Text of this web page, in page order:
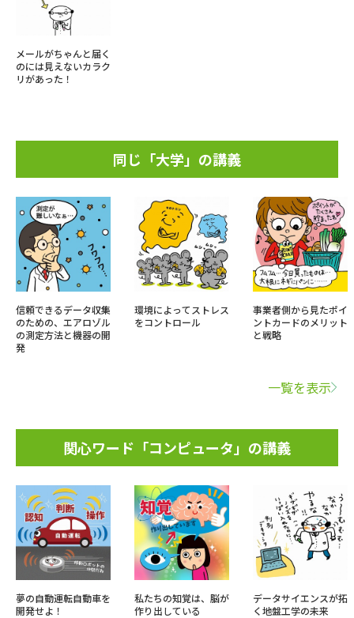
メールがちゃんと届く
のには見えないカラク
リがあった！
同じ「大学」の講義
信頼できるデータ収集
のための、エアロゾル
の測定方法と機器の開
発
環境によってストレス
をコントロール
事業者側から見たポイ
ントカードのメリット
と戦略
一覧を表示
関心ワード「コンピュータ」の講義
夢の自動運転自動車を
開発せよ！
私たちの知覚は、脳が
作り出している
データサイエンスが拓
く地盤工学の未来